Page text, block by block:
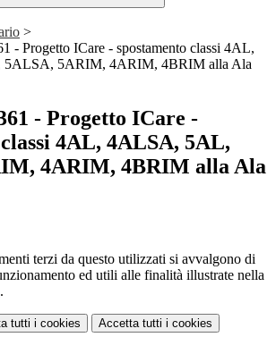
>
- Progetto ICare - spostamento classi 4AL,
5ARIM, 4ARIM, 4BRIM alla Ala
- Progetto ICare -
4AL, 4ALSA, 5AL,
4ARIM, 4BRIM alla Ala
terzi da questo utilizzati si avvalgono di
ed utili alle finalità illustrate nella
.
tutti i cookies Accetta tutti i cookies